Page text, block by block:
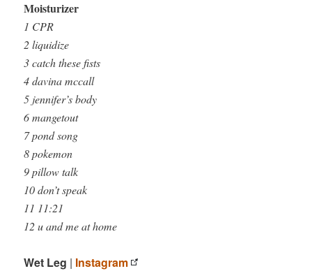
Moisturizer
1 CPR
2 liquidize
3 catch these fists
4 davina mccall
5 jennifer’s body
6 mangetout
7 pond song
8 pokemon
9 pillow talk
10 don’t speak
11 11:21
12 u and me at home
Wet Leg | Instagram